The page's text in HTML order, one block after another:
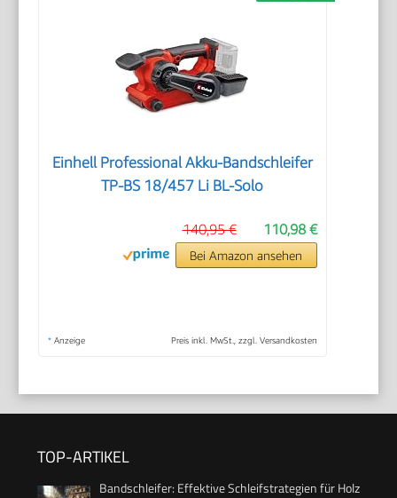
Einhell Professional Akku-Bandschleifer
TP-BS 18/457 Li BL-Solo
110,98 €
140,95 €
Bei Amazon ansehen
* Anzeige Preis inkl. MwSt., zzgl. Versandkosten
TOP-ARTIKEL
Bandschleifer: Effektive Schleifstrategien für Holz